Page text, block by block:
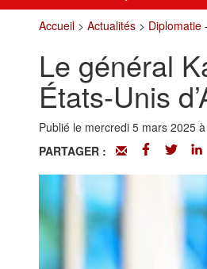
Accueil> Actualités> Diplomatie
Le général
États-Unis
Publié le mercredi 5 mars 2025
PARTAGER :